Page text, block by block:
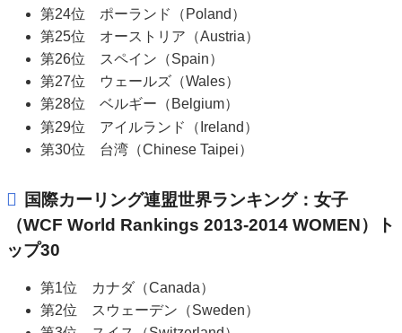
第24位 ポーランド（Poland）
第25位 オーストリア（Austria）
第26位 スペイン（Spain）
第27位 ウェールズ（Wales）
第28位 ベルギー（Belgium）
第29位 アイルランド（Ireland）
第30位 台湾（Chinese Taipei）
国際カーリング連盟世界ランキング：女子
（WCF World Rankings 2013-2014 WOMEN）ト
ップ30
第1位 カナダ（Canada）
第2位 スウェーデン（Sweden）